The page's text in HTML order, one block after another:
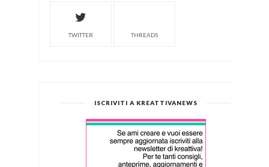
TWITTER THREADS
ISCRIVITI A KREATTIVANEWS